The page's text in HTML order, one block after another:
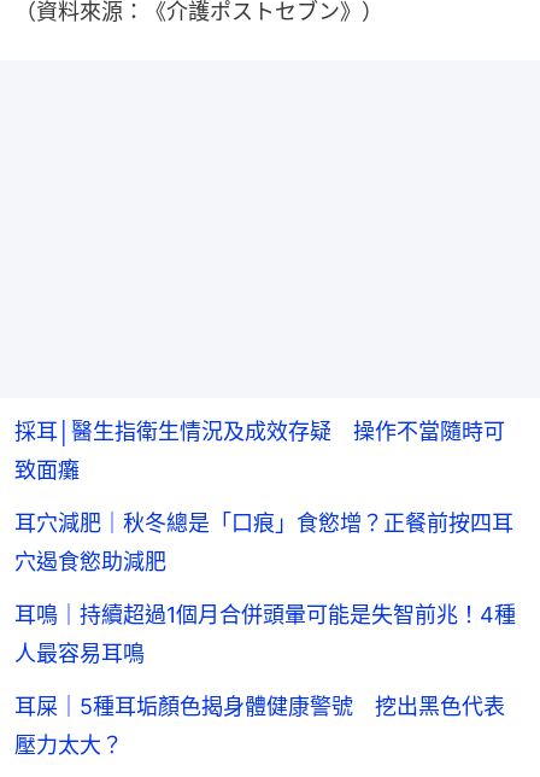
（資料來源：《介護ポストセブン》）
採耳│醫生指衛生情況及成效存疑 操作不當隨時可
致面癱
耳穴減肥｜秋冬總是「口痕」食慾增？正餐前按四耳
穴遏食慾助減肥
耳鳴｜持續超過1個月合併頭暈可能是失智前兆！4種
人最容易耳鳴
耳屎｜5種耳垢顏色揭身體健康警號 挖出黑色代表
壓力太大？